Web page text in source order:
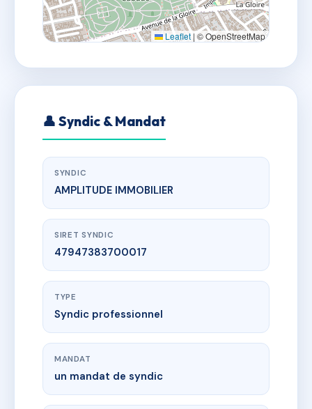
Leaflet | © OpenStreetMap
👤 Syndic & Mandat
SYNDIC
AMPLITUDE IMMOBILIER
SIRET SYNDIC
47947383700017
TYPE
Syndic professionnel
MANDAT
un mandat de syndic